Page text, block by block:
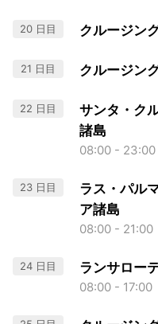
20 日目 クルージン
21 日目 クルージン
22 日目
サンタ・ク
諸島
08:00 - 23:00
23 日目
ラス・パル
ア諸島
08:00 - 21:00
24 日目 ランサロー
08:00 - 17:00